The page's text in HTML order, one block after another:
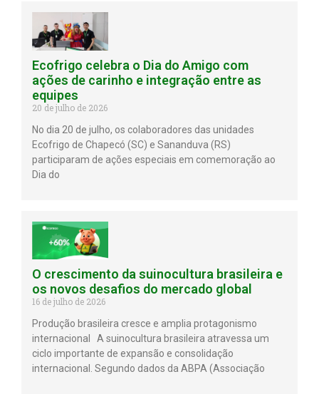
Ecofrigo celebra o Dia do Amigo com
ações de carinho e integração entre as
equipes
20 de julho de 2026
No dia 20 de julho, os colaboradores das unidades
Ecofrigo de Chapecó (SC) e Sananduva (RS)
participaram de ações especiais em comemoração ao
Dia do
O crescimento da suinocultura brasileira e
os novos desafios do mercado global
16 de julho de 2026
Produção brasileira cresce e amplia protagonismo
internacional A suinocultura brasileira atravessa um
ciclo importante de expansão e consolidação
internacional. Segundo dados da ABPA (Associação